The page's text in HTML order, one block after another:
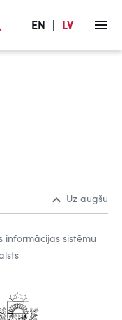
EN LV
Uz augšu
informācijas sistēmu